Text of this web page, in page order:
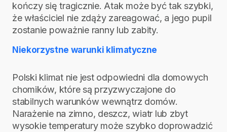
kończy się tragicznie. Atak może być tak szybki,
że właściciel nie zdąży zareagować, a jego pupil
zostanie poważnie ranny lub zabity.
Niekorzystne warunki klimatyczne
Polski klimat nie jest odpowiedni dla domowych
chomików, które są przyzwyczajone do
stabilnych warunków wewnątrz domów.
Narażenie na zimno, deszcz, wiatr lub zbyt
wysokie temperatury może szybko doprowadzić